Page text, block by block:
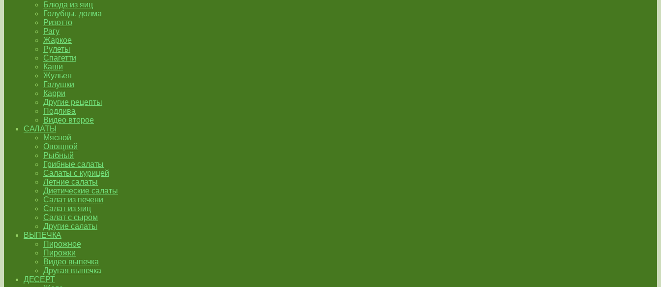
Блюда из яиц
Голубцы, долма
Ризотто
Рагу
Жаркое
Рулеты
Спагетти
Каши
Жульен
Галушки
Карри
Другие рецепты
Подлива
Видео второе
САЛАТЫ
Мясной
Овощной
Рыбный
Грибные салаты
Салаты с курицей
Летние салаты
Диетические салаты
Салат из печени
Салат из яиц
Салат с сыром
Другие салаты
ВЫПЕЧКА
Пирожное
Пирожки
Видео выпечка
Другая выпечка
ДЕСЕРТ